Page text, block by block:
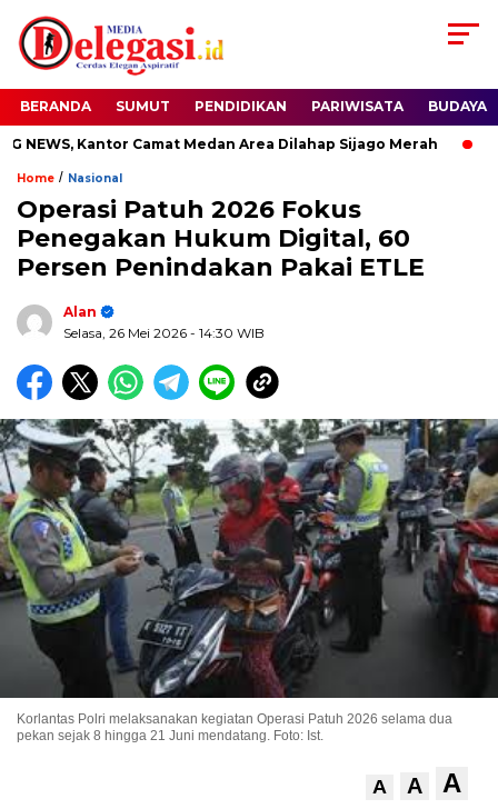
BERANDA SUMUT PENDIDIKAN PARIWISATA BUDAYA
Kantor Camat Medan Area Dilahap Sijago Merah
Home / Nasional
Operasi Patuh 2026 Fokus
Penegakan Hukum Digital, 60
Persen Penindakan Pakai ETLE
Alan
Selasa, 26 Mei 2026 - 14:30 WIB
Korlantas Polri melaksanakan kegiatan Operasi Patuh 2026 selama dua
pekan sejak 8 hingga 21 Juni mendatang. Foto: Ist.
A A A